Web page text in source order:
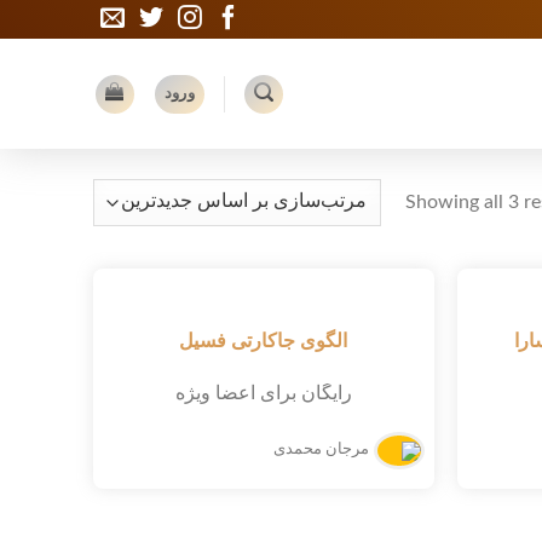
ورود
Showing all 3
الگوی جاکارتی فسیل
رایگان برای اعضا ویژه
مرجان محمدی